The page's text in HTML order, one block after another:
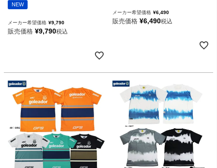
NEW
メーカー希望価格 ¥9,790
販売価格 ¥9,790税込
メーカー希望価格 ¥6,490
販売価格 ¥6,490税込